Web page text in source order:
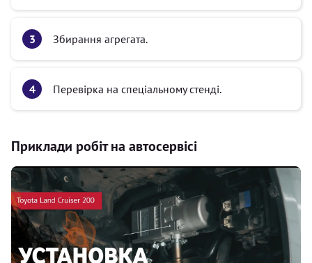
Збирання агрегата.
Перевірка на спеціальному стенді.
Приклади робіт на автосервісі